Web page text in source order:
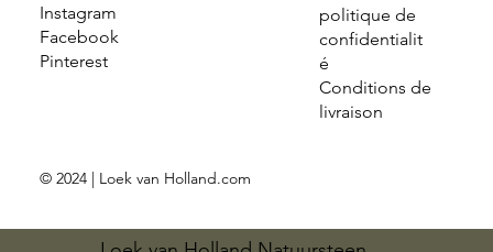
Instagram
Facebook
Pinterest
politique de
confidentialit
é
Conditions de
livraison
© 2024 | Loek van Holland.com